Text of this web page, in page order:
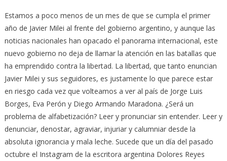
Estamos a poco menos de un mes de que se cumpla el primer
año de Javier Milei al frente del gobierno argentino, y aunque las
noticias nacionales han opacado el panorama internacional, este
nuevo gobierno no deja de llamar la atención en las batallas que
ha emprendido contra la libertad. La libertad, que tanto enuncian
Javier Milei y sus seguidores, es justamente lo que parece estar
en riesgo cada vez que volteamos a ver al país de Jorge Luis
Borges, Eva Perón y Diego Armando Maradona. ¿Será un
problema de alfabetización? Leer y pronunciar sin entender. Leer y
denunciar, denostar, agraviar, injuriar y calumniar desde la
absoluta ignorancia y mala leche. Sucede que un día del pasado
octubre el Instagram de la escritora argentina Dolores Reyes